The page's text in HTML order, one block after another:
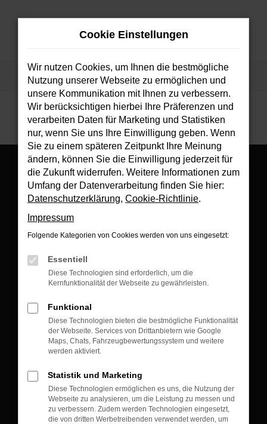
Zum
Startseite Fahrzeugsuche
können Daten an Dritte weitergegeben werden. Wenn Sie damit
einverstanden sind, klicken Sie bitte auf "Bestätigen".
KONTAKT
Münchner Straße 105
83607 Holzkirchen
+49 8024 10 04
Cookie Einstellungen
Wir nutzen Cookies, um Ihnen die bestmögliche
Nutzung unserer Webseite zu ermöglichen und
unsere Kommunikation mit Ihnen zu verbessern.
Wir berücksichtigen hierbei Ihre Präferenzen und
verarbeiten Daten für Marketing und Statistiken
nur, wenn Sie uns Ihre Einwilligung geben. Wenn
Sie zu einem späteren Zeitpunkt Ihre Meinung
ändern, können Sie die Einwilligung jederzeit für
die Zukunft widerrufen. Weitere Informationen zum
Umfang der Datenverarbeitung finden Sie hier:
Datenschutzerklärung, Cookie-Richtlinie.
Impressum
Folgende Kategorien von Cookies werden von uns eingesetzt:
Essentiell
Diese Technologien sind erforderlich, um die
Kernfunktionalität der Webseite zu gewährleisten.
Funktional
Diese Technologien bieten die bestmögliche Funktionalität
der Webseite. Services von Drittanbietern wie Google
Maps, Chats, Fahrzeugbewertungssystem und weitere
werden aktiviert.
Statistik und Marketing
Diese Technologien ermöglichen es uns, die Nutzung der
Webseite zu analysieren, um die Leistung zu messen und
zu verbessern. Zudem werden Technologien eingesetzt,
die von dritten Werbetreibenden verwendet werden, um